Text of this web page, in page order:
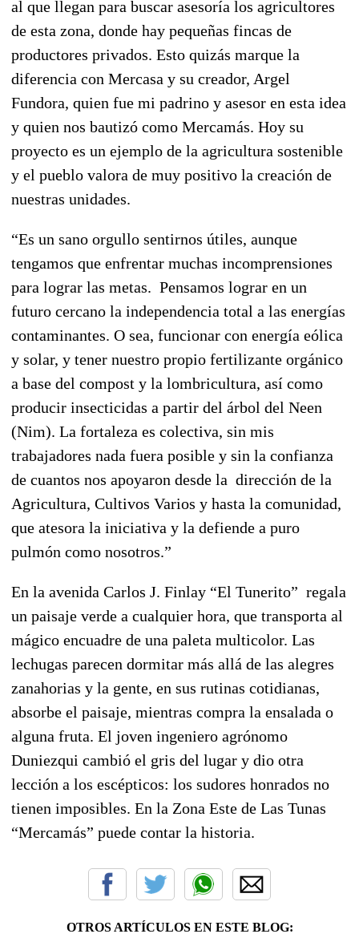
al que llegan para buscar asesoría los agricultores
de esta zona, donde hay pequeñas fincas de
productores privados. Esto quizás marque la
diferencia con Mercasa y su creador, Argel
Fundora, quien fue mi padrino y asesor en esta idea
y quien nos bautizó como Mercamás. Hoy su
proyecto es un ejemplo de la agricultura sostenible
y el pueblo valora de muy positivo la creación de
nuestras unidades.
“Es un sano orgullo sentirnos útiles, aunque
tengamos que enfrentar muchas incomprensiones
para lograr las metas. Pensamos lograr en un
futuro cercano la independencia total a las energías
contaminantes. O sea, funcionar con energía eólica
y solar, y tener nuestro propio fertilizante orgánico
a base del compost y la lombricultura, así como
producir insecticidas a partir del árbol del Neen
(Nim). La fortaleza es colectiva, sin mis
trabajadores nada fuera posible y sin la confianza
de cuantos nos apoyaron desde la dirección de la
Agricultura, Cultivos Varios y hasta la comunidad,
que atesora la iniciativa y la defiende a puro
pulmón como nosotros.”
En la avenida Carlos J. Finlay “El Tunerito” regala
un paisaje verde a cualquier hora, que transporta al
mágico encuadre de una paleta multicolor. Las
lechugas parecen dormitar más allá de las alegres
zanahorias y la gente, en sus rutinas cotidianas,
absorbe el paisaje, mientras compra la ensalada o
alguna fruta. El joven ingeniero agrónomo
Duniezqui cambió el gris del lugar y dio otra
lección a los escépticos: los sudores honrados no
tienen imposibles. En la Zona Este de Las Tunas
“Mercamás” puede contar la historia.
OTROS ARTÍCULOS EN ESTE BLOG: